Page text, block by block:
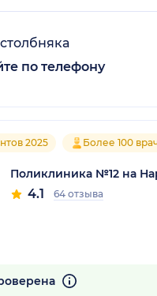
по телефону
2025 Более 100
Поликлиника №12 на
4.1 64 отзыва